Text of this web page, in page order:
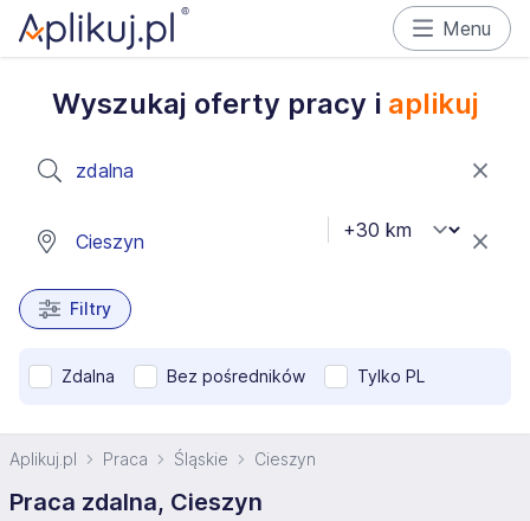
Menu
Wyszukaj oferty pracy i aplikuj
Filtry
Zdalna Bez pośredników Tylko PL
Aplikuj.pl Praca Śląskie Cieszyn
Praca zdalna, Cieszyn